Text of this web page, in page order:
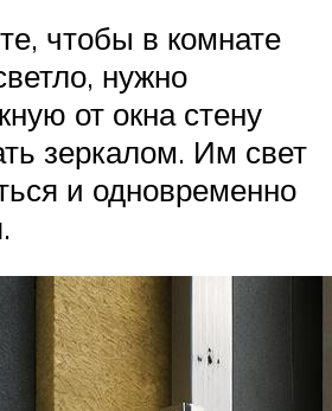
чтобы в комнате
нужно
от окна стену
зеркалом. Им свет
и одновременно